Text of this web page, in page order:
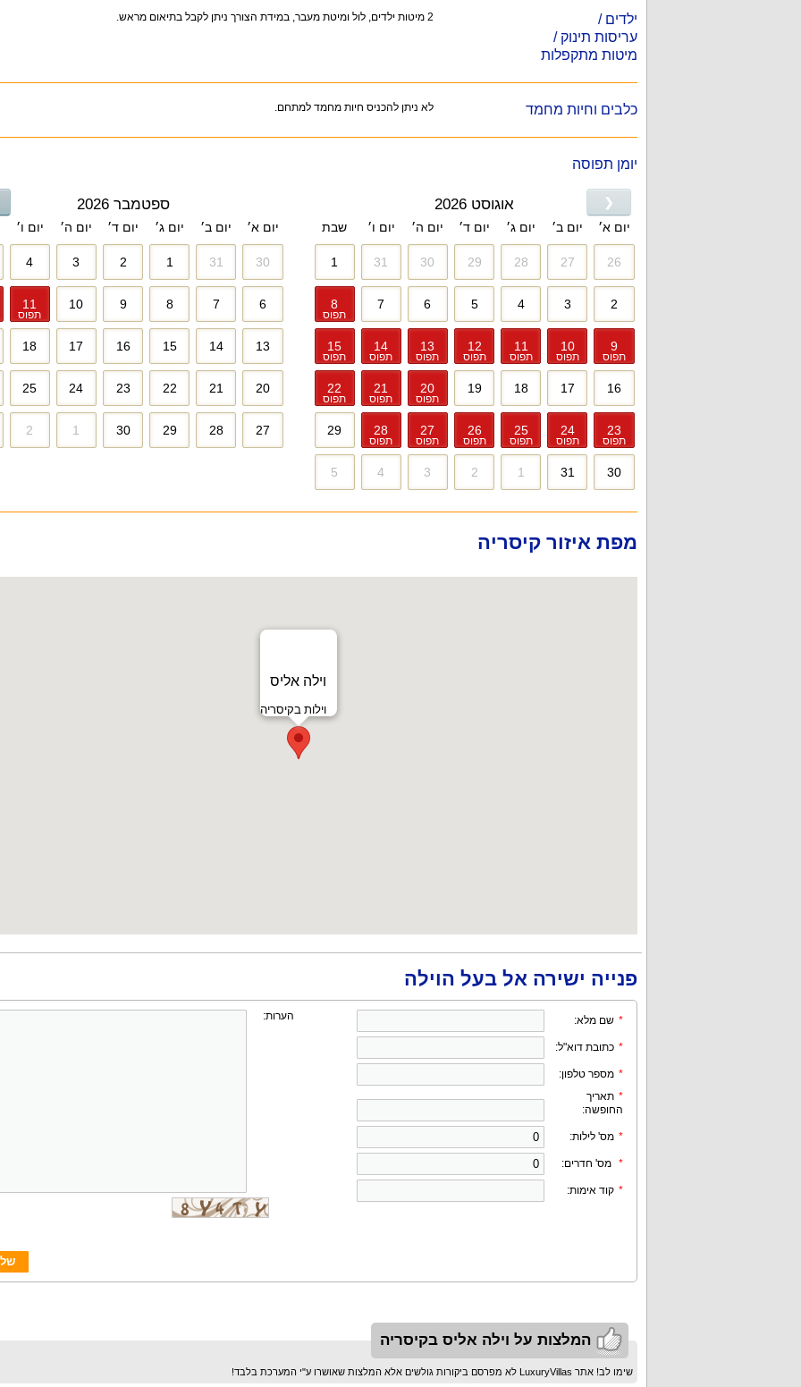
ילדים /
עריסות תינוק /
מיטות מתקפלות
2 מיטות ילדים, לול ומיטת מעבר, במידת הצורך ניתן לקבל בתיאום מראש.
כלבים וחיות מחמד לא ניתן להכניס חיות מחמד למתחם.
יומן תפוסה
אוגוסט 2026
יום א׳ יום ב׳ יום ג׳ יום ד׳ יום ה׳ יום ו׳ שבת
26
27
28
29
30
31
1
2
3
4
5
6
7
8
תפוס
9
תפוס
10
תפוס
11
תפוס
12
תפוס
13
תפוס
14
תפוס
15
תפוס
16
17
18
19
20
תפוס
21
תפוס
22
תפוס
23
תפוס
24
תפוס
25
תפוס
26
תפוס
27
תפוס
28
תפוס
29
30
31
1
2
3
4
5
ספטמבר 2026
יום א׳ יום ב׳ יום ג׳ יום ד׳ יום ה׳ יום ו׳
30
31
1
2
3
4
6
7
8
9
10
11
תפוס
13
14
15
16
17
18
20
21
22
23
24
25
27
28
29
30
1
2
❮
מפת איזור קיסריה
וילה אליס
וילות בקיסריה
פנייה ישירה אל בעל הוילה
הערות: * שם מלא:
* כתובת דוא"ל:
* מספר טלפון:
* תאריך
החופשה:
* מס' לילות:
* מס' חדרים:
* קוד אימות:
המלצות על וילה אליס בקיסריה
שימו לב! אתר LuxuryVillas לא מפרסם ביקורות גולשים אלא המלצות שאושרו ע"י המערכת בלבד!